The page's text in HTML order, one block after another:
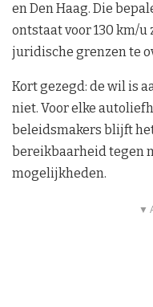
en Den Haag. Die
ontstaat voor 130 km/u
juridische grenzen te
Kort gezegd: de wil is
niet. Voor elke
beleidsmakers blijft
bereikbaarheid tegen
mogelijkheden.
▼